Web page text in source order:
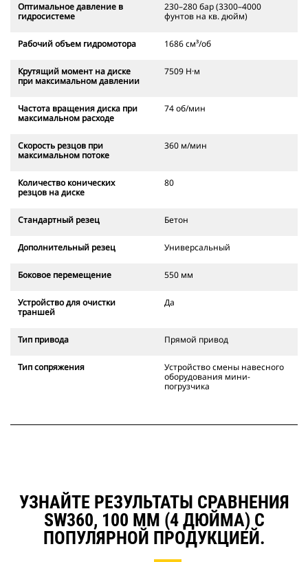
Оптимальное давление в
гидросистеме
230–280 бар (3300–4000
фунтов на кв. дюйм)
Рабочий объем гидромотора 1686 см³/об
Крутящий момент на диске
при максимальном давлении
7509 Н·м
Частота вращения диска при
максимальном расходе
74 об/мин
Скорость резцов при
максимальном потоке
360 м/мин
Количество конических
резцов на диске
80
Стандартный резец Бетон
Дополнительный резец Универсальный
Боковое перемещение 550 мм
Устройство для очистки
траншей
Да
Тип привода Прямой привод
Тип сопряжения
Устройство смены навесного
оборудования мини-
погрузчика
УЗНАЙТЕ РЕЗУЛЬТАТЫ СРАВНЕНИЯ
SW360, 100 ММ (4 ДЮЙМА) С
ПОПУЛЯРНОЙ ПРОДУКЦИЕЙ.